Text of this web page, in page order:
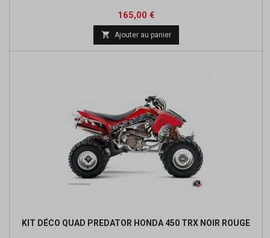
Prix
165,00 €
 Ajouter au panier
KIT DÉCO QUAD PREDATOR HONDA 450 TRX NOIR ROUGE